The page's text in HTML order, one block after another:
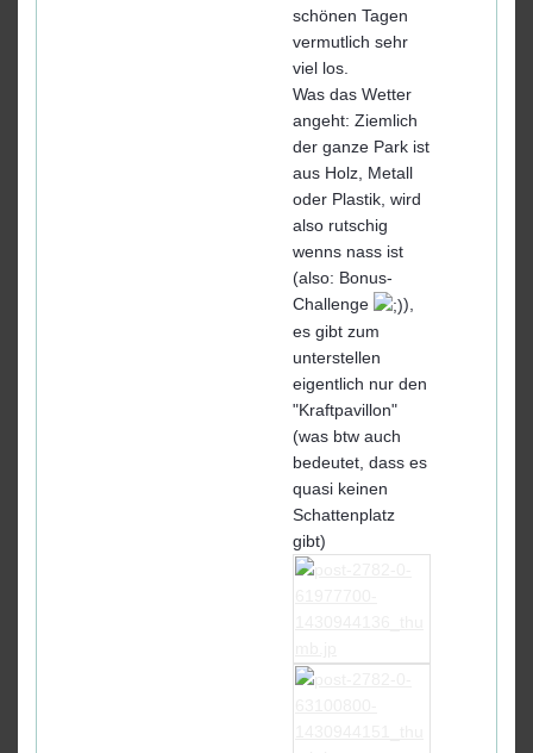
schönen Tagen
vermutlich sehr
viel los.
Was das Wetter
angeht: Ziemlich
der ganze Park ist
aus Holz, Metall
oder Plastik, wird
also rutschig
wenns nass ist
(also: Bonus-
Challenge
),
es gibt zum
unterstellen
eigentlich nur den
"Kraftpavillon"
(was btw auch
bedeutet, dass es
quasi keinen
Schattenplatz
gibt)